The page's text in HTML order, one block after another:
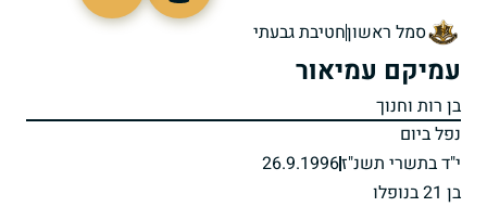
סמל ראשוןחטיבת גבעתי
עמיקם עמיאור
בן רות וחנוך
נפל ביום
י"ד בתשרי תשנ"ז26.9.1996
בן 21 בנופלו